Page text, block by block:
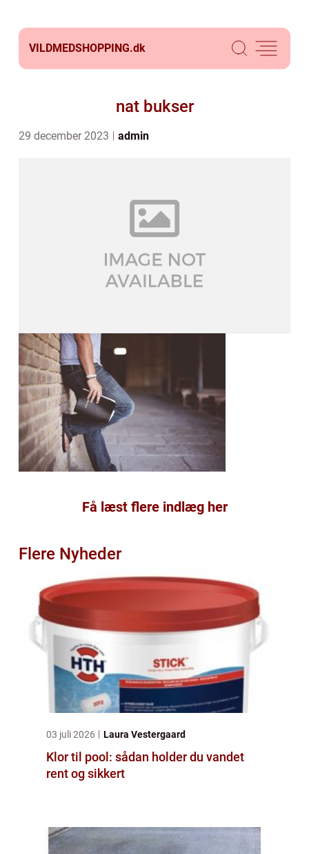
VILDMEDSHOPPING.dk
nat bukser
29 december 2023 admin
Få læst flere indlæg her
Flere Nyheder
03 juli 2026 Laura Vestergaard
Klor til pool: sådan holder du vandet
rent og sikkert